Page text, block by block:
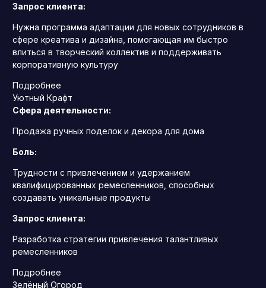
Запрос клиента:
Нужна программа адаптации для новых сотрудников в
сфере креатива и дизайна, помогающая им быстро
влиться в творческий коллектив и поддерживать
корпоративную культуру
Подробнее
Уютный Крафт
Сфера деятельности:
Продажа ручных поделок и декора для дома
Боль:
Трудности с привлечением и удержанием
квалифицированных ремесленников, способных
создавать уникальные продукты
Запрос клиента:
Разработка стратегии привлечения талантливых
ремесленников
Подробнее
Зелёный Огород